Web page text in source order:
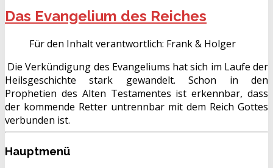
Das Evangelium des Reiches
Für den Inhalt verantwortlich: Frank & Holger
Die Verkündigung des Evangeliums hat sich im Laufe der
Heilsgeschichte stark gewandelt. Schon in den
Prophetien des Alten Testamentes ist erkennbar, dass
der kommende Retter untrennbar mit dem Reich Gottes
verbunden ist.
Hauptmenü